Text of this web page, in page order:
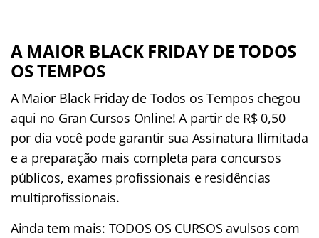
A MAIOR BLACK FRIDAY DE TODOS
OS TEMPOS
A Maior Black Friday de Todos os Tempos chegou
aqui no Gran Cursos Online! A partir de R$ 0,50
por dia você pode garantir sua Assinatura Ilimitada
e a preparação mais completa para concursos
públicos, exames profissionais e residências
multiprofissionais.
Ainda tem mais: TODOS OS CURSOS avulsos com